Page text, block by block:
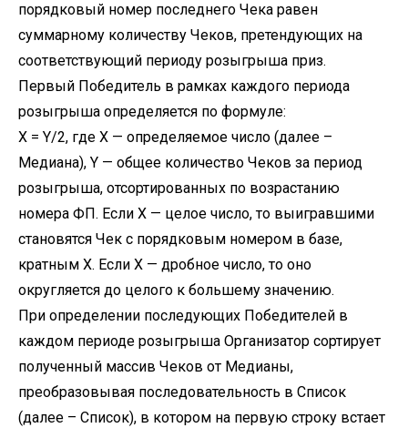
порядковый номер последнего Чека равен
суммарному количеству Чеков, претендующих на
соответствующий периоду розыгрыша приз.
Первый Победитель в рамках каждого периода
розыгрыша определяется по формуле:
X = Y/2, где X — определяемое число (далее –
Медиана), Y — общее количество Чеков за период
розыгрыша, отсортированных по возрастанию
номера ФП. Если X — целое число, то выигравшими
становятся Чек с порядковым номером в базе,
кратным X. Если X — дробное число, то оно
округляется до целого к большему значению.
При определении последующих Победителей в
каждом периоде розыгрыша Организатор сортирует
полученный массив Чеков от Медианы,
преобразовывая последовательность в Список
(далее – Список), в котором на первую строку встает